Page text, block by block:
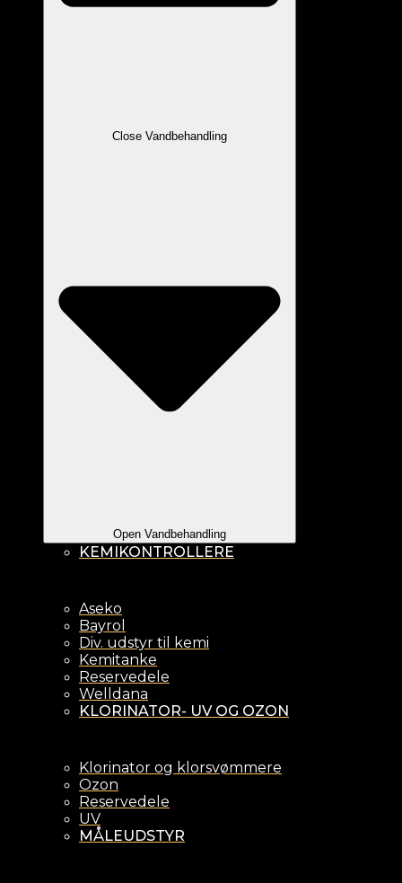
Close Vandbehandling
Open Vandbehandling
KEMIKONTROLLERE
Aseko
Bayrol
Div. udstyr til kemi
Kemitanke
Reservedele
Welldana
KLORINATOR- UV OG OZON
Klorinator og klorsvømmere
Ozon
Reservedele
UV
MÅLEUDSTYR